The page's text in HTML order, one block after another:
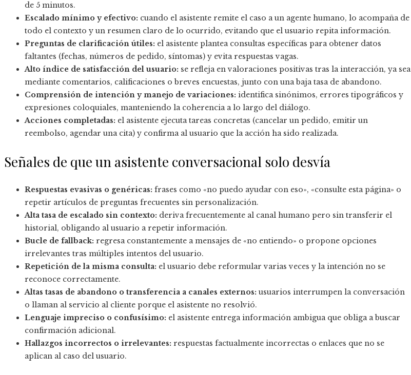
de 5 minutos.
Escalado mínimo y efectivo: cuando el asistente remite el caso a un agente humano, lo acompaña de
todo el contexto y un resumen claro de lo ocurrido, evitando que el usuario repita información.
Preguntas de clarificación útiles: el asistente plantea consultas específicas para obtener datos
faltantes (fechas, números de pedido, síntomas) y evita respuestas vagas.
Alto índice de satisfacción del usuario: se refleja en valoraciones positivas tras la interacción, ya sea
mediante comentarios, calificaciones o breves encuestas, junto con una baja tasa de abandono.
Comprensión de intención y manejo de variaciones: identifica sinónimos, errores tipográficos y
expresiones coloquiales, manteniendo la coherencia a lo largo del diálogo.
Acciones completadas: el asistente ejecuta tareas concretas (cancelar un pedido, emitir un
reembolso, agendar una cita) y confirma al usuario que la acción ha sido realizada.
Señales de que un asistente conversacional solo desvía
Respuestas evasivas o genéricas: frases como «no puedo ayudar con eso», «consulte esta página» o
repetir artículos de preguntas frecuentes sin personalización.
Alta tasa de escalado sin contexto: deriva frecuentemente al canal humano pero sin transferir el
historial, obligando al usuario a repetir información.
Bucle de fallback: regresa constantemente a mensajes de «no entiendo» o propone opciones
irrelevantes tras múltiples intentos del usuario.
Repetición de la misma consulta: el usuario debe reformular varias veces y la intención no se
reconoce correctamente.
Altas tasas de abandono o transferencia a canales externos: usuarios interrumpen la conversación
o llaman al servicio al cliente porque el asistente no resolvió.
Lenguaje impreciso o confusísimo: el asistente entrega información ambigua que obliga a buscar
confirmación adicional.
Hallazgos incorrectos o irrelevantes: respuestas factualmente incorrectas o enlaces que no se
aplican al caso del usuario.